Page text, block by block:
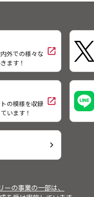
外での様々な
ます！
open_in_new
の模様を収録
います！
open_in_new
chevron_right
の事業の一部は、